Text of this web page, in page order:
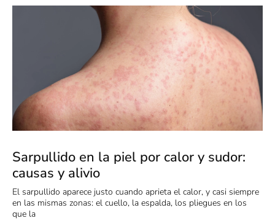
Sarpullido en la piel por calor y sudor:
causas y alivio
El sarpullido aparece justo cuando aprieta el calor, y casi siempre
en las mismas zonas: el cuello, la espalda, los pliegues en los
que la